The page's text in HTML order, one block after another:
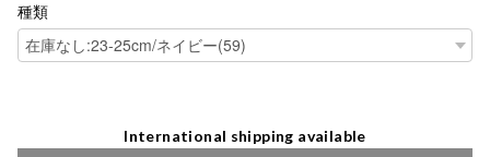
種類
International shipping available